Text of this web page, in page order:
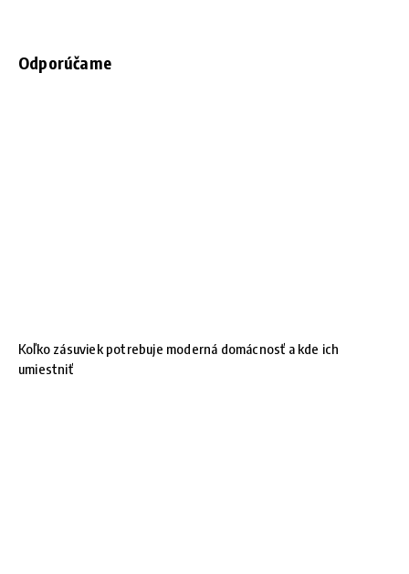
Odporúčame
Koľko zásuviek potrebuje moderná domácnosť a kde ich
umiestniť